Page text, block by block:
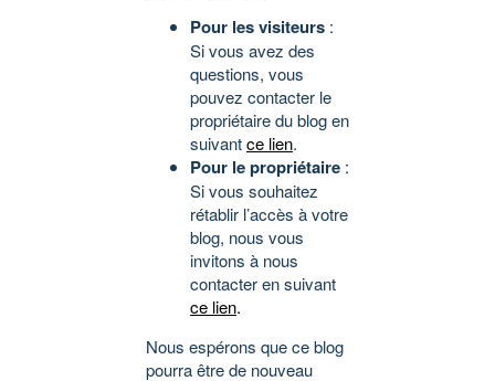
Pour les visiteurs :
Si vous avez des
questions, vous
pouvez contacter le
propriétaire du blog en
suivantce lien.
Pour le propriétaire :
Si vous souhaitez
rétablir l’accès à votre
blog, nous vous
invitons à nous
contacter en suivant
ce lien.
Nous espérons que ce blog
pourra être de nouveau